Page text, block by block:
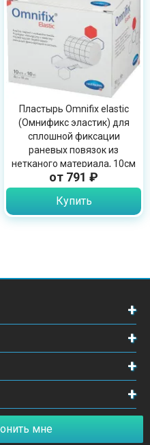
Пластырь Omnifix elastic
(Омнификс эластик) для
сплошной фиксации
раневых повязок из
нетканого материала, 10см
х 10м, 900603
от 791 ₽
Купить
мне